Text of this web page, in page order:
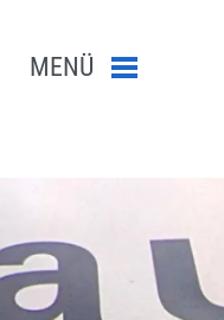
abschicken
MENÜ Menü